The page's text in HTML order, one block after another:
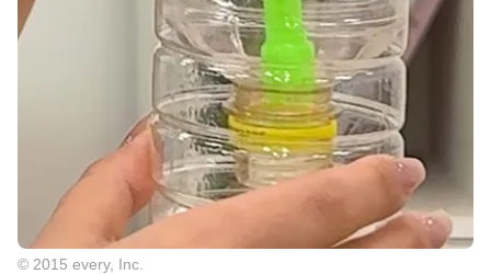
© 2015 every, Inc.